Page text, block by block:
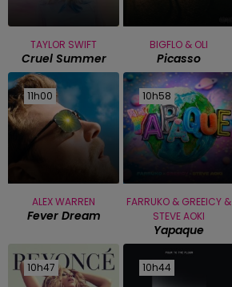
TAYLOR SWIFT
Cruel Summer
BIGFLO & OLI
Picasso
11h00
11h00
ALEX WARREN
Fever Dream
10h58
10h58
FARRUKO & GREEICY &
STEVE AOKI
Yapaque
10h47
10h47 10h44
10h44